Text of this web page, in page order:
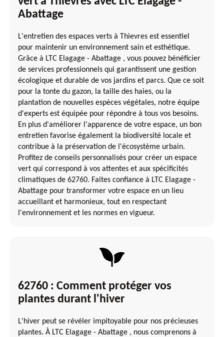
Abattage
L'entretien des espaces verts à Thievres est essentiel
pour maintenir un environnement sain et esthétique.
Grâce à LTC Elagage - Abattage , vous pouvez bénéficier
de services professionnels qui garantissent une gestion
écologique et durable de vos jardins et parcs. Que ce soit
pour la tonte du gazon, la taille des haies, ou la
plantation de nouvelles espèces végétales, notre équipe
d'experts est équipée pour répondre à tous vos besoins.
En plus d'améliorer l'apparence de votre espace, un bon
entretien favorise également la biodiversité locale et
contribue à la préservation de l'écosystème urbain.
Profitez de conseils personnalisés pour créer un espace
vert qui correspond à vos attentes et aux spécificités
climatiques de 62760. Faites confiance à LTC Elagage -
Abattage pour transformer votre espace en un lieu
accueillant et harmonieux, tout en respectant
l'environnement et les normes en vigueur.
62760 : Comment protéger vos
plantes durant l'hiver
L'hiver peut se révéler impitoyable pour nos précieuses
plantes. À LTC Elagage - Abattage , nous comprenons à